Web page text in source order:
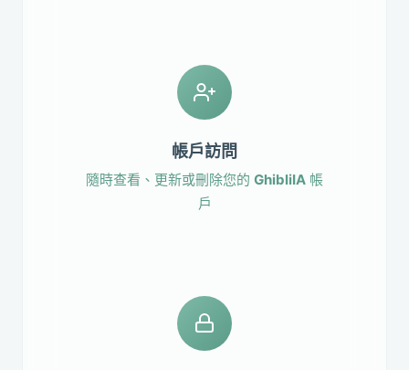
帳戶訪問
隨時查看、更新或刪除您的 GhibliIA 帳
戶